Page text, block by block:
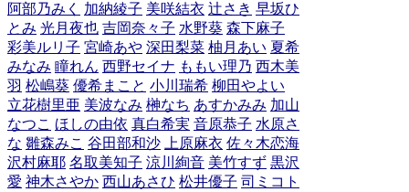
阿部乃みく
加納綾子 美咲結衣 辻さき 早坂ひ
とみ 光月夜也 吉岡奈々子 水野葵 森下麻子
彩美ルリ子 宮崎あや 深田梨菜 柚月あい 夏希
みなみ 瞳れん 西野セイナ ももい理乃 西木美
羽 松嶋葵 優希まこと 小川瑞希 柳田やよい
立花樹里亜 美波なみ 榊なち あすかみみ 加山
なつこ ほしの由依 真白希実 音原恭子 水原さ
な 雛森みこ 谷田部和沙 上原麻衣 佐々木恋海
沢村麻耶 名取美知子 涼川絢音 美竹すず 黒沢
愛 神木さやか 西山あさひ 松井優子 司ミコト